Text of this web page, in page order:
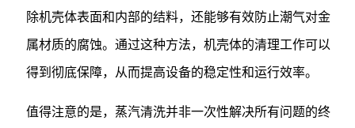
除机壳体表面和内部的结料，还能够有效防止潮气对金
属材质的腐蚀。通过这种方法，机壳体的清理工作可以
得到彻底保障，从而提高设备的稳定性和运行效率。
值得注意的是，蒸汽清洗并非一次性解决所有问题的终